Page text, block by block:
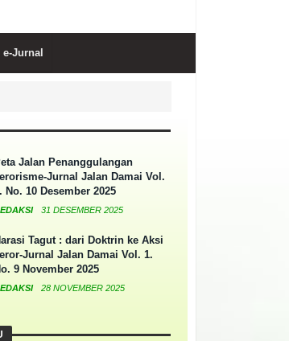
e-Jurnal
Jalan Penanggulangan
Jurnal Jalan Damai Vol.
No. 10 Desember 2025
31 DESEMBER 2025
Tagut : dari Doktrin ke Aksi
Jurnal Jalan Damai Vol. 1.
9 November 2025
28 NOVEMBER 2025